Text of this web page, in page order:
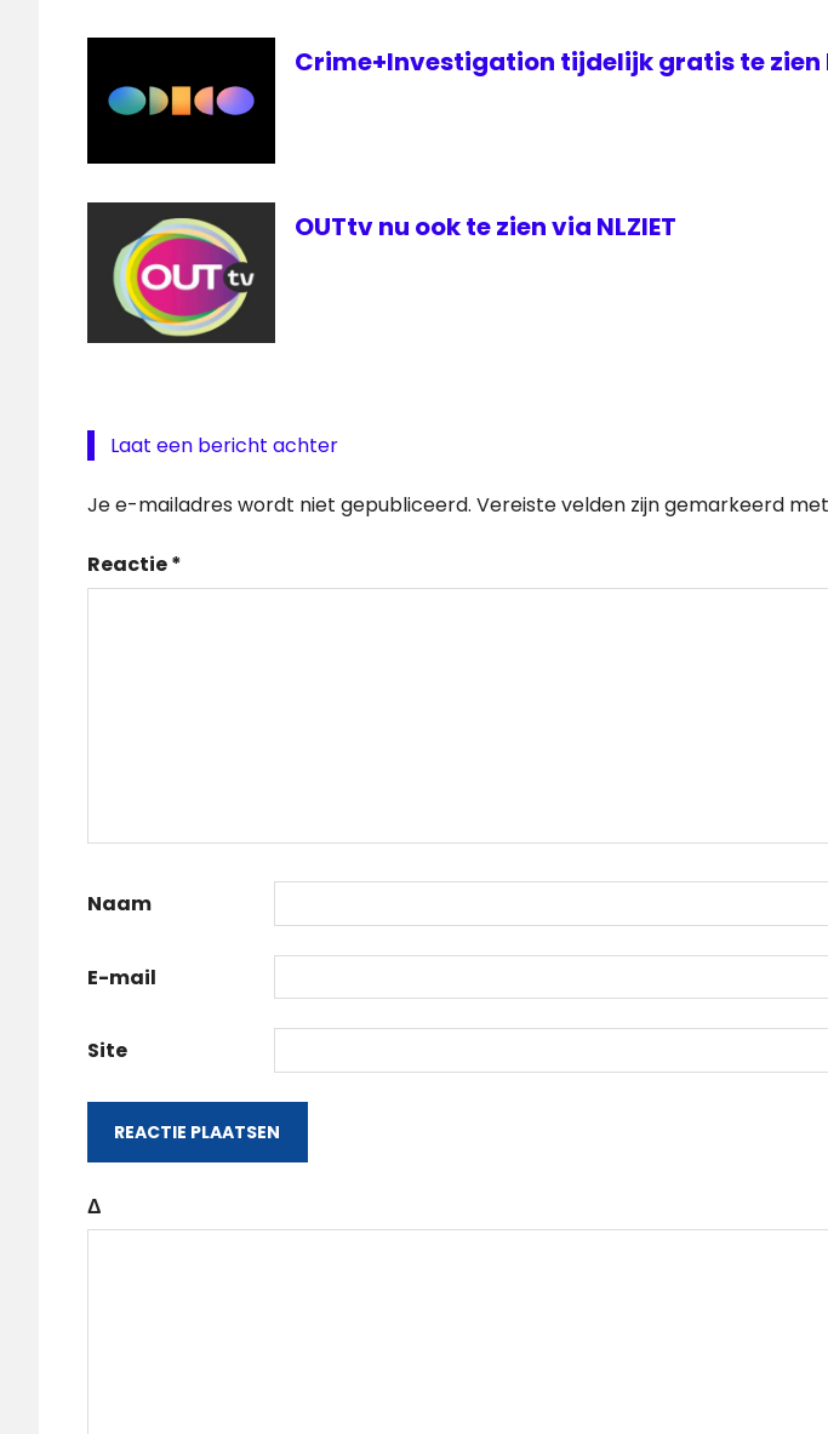
Crime+Investigation tijdelijk gratis te zien
OUTtv nu ook te zien via NLZIET
Laat een bericht achter
Je e-mailadres wordt niet gepubliceerd. Vereiste velden zijn gemarkeerd met
Reactie*
Naam
E-mail
Site
Δ